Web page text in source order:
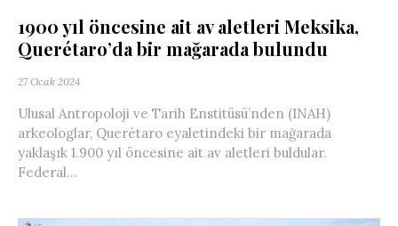
1900 yıl öncesine ait av aletleri Meksika,
Querétaro’da bir mağarada bulundu
27 Ocak 2024
Ulusal Antropoloji ve Tarih Enstitüsü’nden (INAH)
arkeologlar, Querétaro eyaletindeki bir mağarada
yaklaşık 1.900 yıl öncesine ait av aletleri buldular.
Federal...